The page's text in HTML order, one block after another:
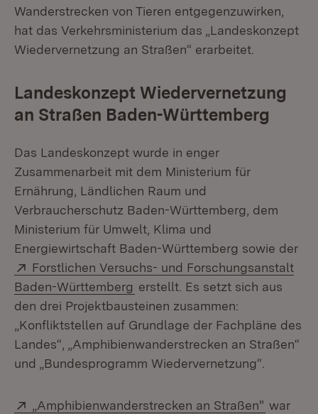
Wanderstrecken von Tieren entgegenzuwirken,
hat das Verkehrsministerium das „Landeskonzept
Wiedervernetzung an Straßen“ erarbeitet.
Landeskonzept Wiedervernetzung
an Straßen Baden-Württemberg
Das Landeskonzept wurde in enger
Zusammenarbeit mit dem Ministerium für
Ernährung, Ländlichen Raum und
Verbraucherschutz Baden-Württemberg, dem
Ministerium für Umwelt, Klima und
Energiewirtschaft Baden-Württemberg sowie der
Extern:
Forstlichen Versuchs- und Forschungsanstalt
Baden-Württemberg (Öffnet in neuem Fenster)
erstellt. Es setzt sich aus
den drei Projektbausteinen zusammen:
„Konfliktstellen auf Grundlage der Fachpläne des
Landes“, „Amphibienwanderstrecken an Straßen“
und „Bundesprogramm Wiedervernetzung“.
Extern:
„Amphibienwanderstrecken an Straßen" (Öffnet
war